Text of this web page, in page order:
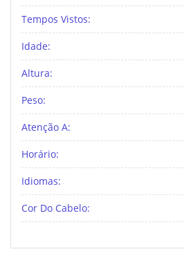
Tempos Vistos:
Idade:
Altura:
Peso:
Atenção A:
Horário:
Idiomas:
Cor Do Cabelo: